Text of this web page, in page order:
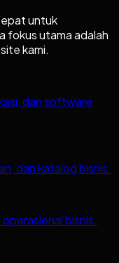
untuk
fokus utama adalah
kami.
dan software
dan katalog bisnis.
bisnis.